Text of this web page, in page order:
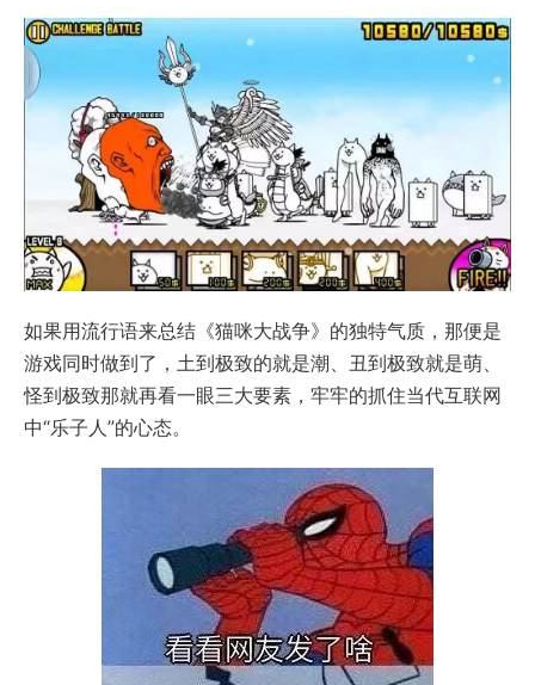
如果用流行语来总结《猫咪大战争》的独特气质，那便是
游戏同时做到了，土到极致的就是潮、丑到极致就是萌、
怪到极致那就再看一眼三大要素，牢牢的抓住当代互联网
中“乐子人”的心态。